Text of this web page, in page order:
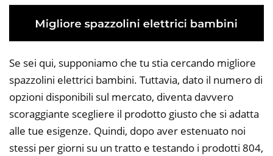
Se sei qui, supponiamo che tu stia cercando migliore
spazzolini elettrici bambini. Tuttavia, dato il numero di
opzioni disponibili sul mercato, diventa davvero
scoraggiante scegliere il prodotto giusto che si adatta
alle tue esigenze. Quindi, dopo aver estenuato noi
stessi per giorni su un tratto e testando i prodotti 804,